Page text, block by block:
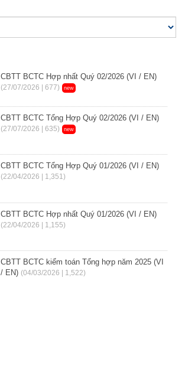
CBTT BCTC Hợp nhất Quý 02/2026 (VI / EN)
(27/07/2026 | 677) new
CBTT BCTC Tổng Hợp Quý 02/2026 (VI / EN)
(27/07/2026 | 635) new
CBTT BCTC Tổng Hợp Quý 01/2026 (VI / EN)
(22/04/2026 | 1,351)
CBTT BCTC Hợp nhất Quý 01/2026 (VI / EN)
(22/04/2026 | 1,155)
CBTT BCTC kiểm toán Tổng hợp năm 2025 (VI
/ EN) (04/03/2026 | 1,522)